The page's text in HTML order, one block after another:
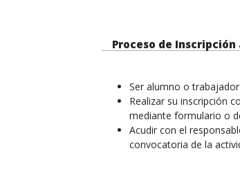
Proceso de Inscripción
Ser alumno o
Realizar su inscripción
mediante formulario o
Acudir con el
convocatoria de la